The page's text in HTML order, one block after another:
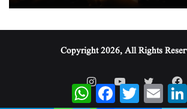
WhatsAppFacebookTwitterEmail
LinkedIn